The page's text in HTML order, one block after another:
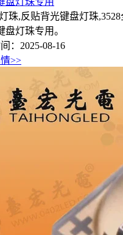
珠,反贴背光键盘灯珠
盘灯珠专用。
：2025-08-16
>>